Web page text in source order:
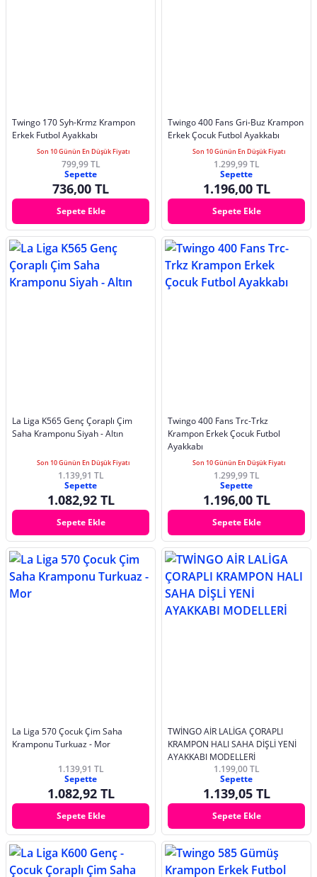
Twingo 170 Syh-Krmz Krampon
Erkek Futbol Ayakkabı
Son 10 Günün En Düşük Fiyatı
799,99 TL
Sepette
736,00 TL
Sepete Ekle
Twingo 400 Fans Gri-Buz Krampon
Erkek Çocuk Futbol Ayakkabı
Son 10 Günün En Düşük Fiyatı
1.299,99 TL
Sepette
1.196,00 TL
Sepete Ekle
La Liga K565 Genç Çoraplı Çim
Saha Kramponu Siyah - Altın
Son 10 Günün En Düşük Fiyatı
1.139,91 TL
Sepette
1.082,92 TL
Sepete Ekle
Twingo 400 Fans Trc-Trkz
Krampon Erkek Çocuk Futbol
Ayakkabı
Son 10 Günün En Düşük Fiyatı
1.299,99 TL
Sepette
1.196,00 TL
Sepete Ekle
La Liga 570 Çocuk Çim Saha
Kramponu Turkuaz - Mor
1.139,91 TL
Sepette
1.082,92 TL
Sepete Ekle
TWİNGO AİR LALİGA ÇORAPLI
KRAMPON HALI SAHA DİŞLİ YENİ
AYAKKABI MODELLERİ
1.199,00 TL
Sepette
1.139,05 TL
Sepete Ekle